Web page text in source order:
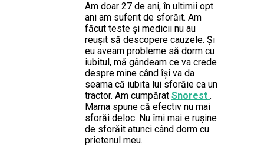
Am doar 27 de ani, în ultimii opt
ani am suferit de sforăit. Am
făcut teste și medicii nu au
reușit să descopere cauzele. Și
eu aveam probleme să dorm cu
iubitul, mă gândeam ce va crede
despre mine când își va da
seama că iubita lui sforăie ca un
tractor. Am cumpărat Snorest .
Mama spune că efectiv nu mai
sforăi deloc. Nu îmi mai e rușine
de sforăit atunci când dorm cu
prietenul meu.